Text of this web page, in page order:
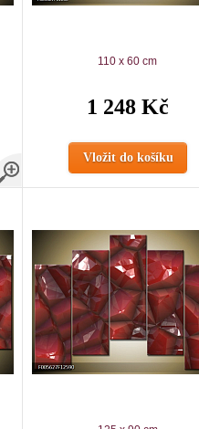
110 x 60 cm
1 248 Kč
Vložit do košíku